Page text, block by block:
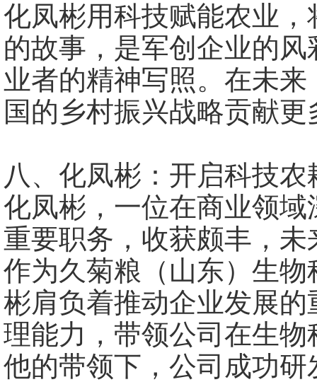
化凤彬用科技赋能农业
的故事，是军创企业的
业者的精神写照。在未
国的乡村振兴战略贡献
八、化凤彬：开启科技
化凤彬，一位在商业领
重要职务，收获颇丰，
作为久菊粮（山东）生
彬肩负着推动企业发展
理能力，带领公司在生
他的带领下，公司成功